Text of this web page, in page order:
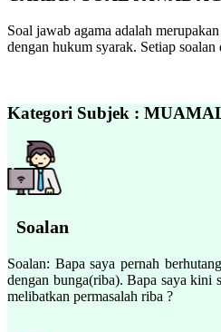
Soal jawab agama adalah
dengan hukum syarak. Setiap
Kategori Subjek :
Soalan
Soalan: Bapa saya pernah
dengan bunga(riba). Bapa saya kini
melibatkan permasalah riba ?